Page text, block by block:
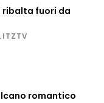
a Milano: le
ribalta fuori da
romantico